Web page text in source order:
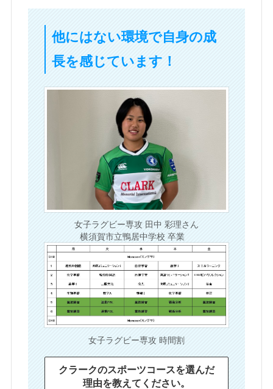
他にはない環境で自身の成
長を感じています！
女子ラグビー専攻 田中 彩理さん
横須賀市立鴨居中学校 卒業
女子ラグビー専攻 時間割
クラークのスポーツコースを選んだ
理由を教えてください。